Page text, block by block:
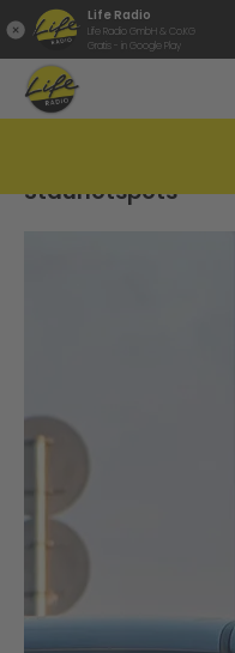
Life Radio
Life Radio GmbH & Co.KG
Gratis - in Google Play
Stauhotspots